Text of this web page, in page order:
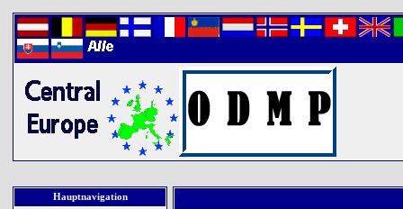
Hauptnavigation